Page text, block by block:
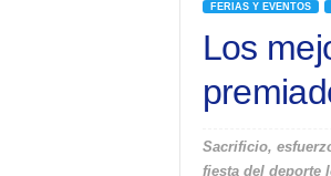
FERIAS Y EVENTOS
Los
Sacrificio,
fiesta del deporte